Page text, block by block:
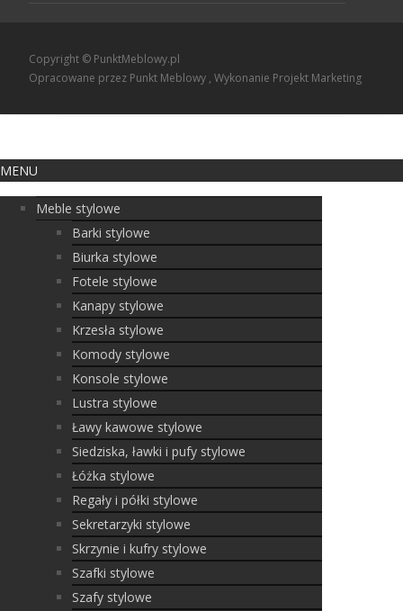
Copyright © PunktMeblowy.pl
Opracowane przez Punkt Meblowy , Wykonanie Projekt Marketing
MENU
Meble stylowe
Barki stylowe
Biurka stylowe
Fotele stylowe
Kanapy stylowe
Krzesła stylowe
Komody stylowe
Konsole stylowe
Lustra stylowe
Ławy kawowe stylowe
Siedziska, ławki i pufy stylowe
Łóżka stylowe
Regały i półki stylowe
Sekretarzyki stylowe
Skrzynie i kufry stylowe
Szafki stylowe
Szafy stylowe